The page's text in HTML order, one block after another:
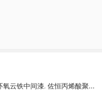
氧云铁中间漆,佐恒丙烯酸聚...